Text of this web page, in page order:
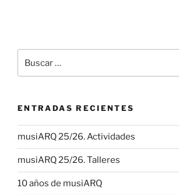
por:
ENTRADAS RECIENTES
musiARQ 25/26. Actividades
musiARQ 25/26. Talleres
10 años de musiARQ